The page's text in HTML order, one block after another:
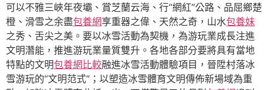
可以不雅三峽年夜壩、賞芝蘭云海、行“網紅”公路、品屈鄉楚
橙、滑雪之余盡包養網享重器之偉、天然之奇，山水包養妹
之秀、舌尖之美。要以冰雪活動為契機，為游玩業成長注進
文明潛能，推進游玩業量質雙升。各地各部分要將具有當地
特點的文明包養網比較融進冰雪活動體驗項目，晉陞村落冰
雪游玩的“文明范式”；以塑造冰雪體育文明傳佈新場域為重